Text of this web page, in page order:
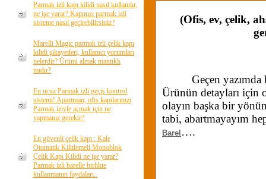
Parmak izli kapı kilidi nasıl kullanılır,
ne işe yarar? Kapınızı parmak izli
sisteme nasıl geçirebilirsiniz?
Marelli Magic parmak izli çelik kapı
kilidi şikayetleri, kullanıcı yorumları
nelerdir? Ürünü almak mantıklı
mıdır?
En ucuz Parmak izli geçiş kontrol
sistemi! Apartman, ofis kapılarınızı
Parmak iziyle açmak için ne
yapmanız gerekir?
En güvenli çelik kapı : Kale
Otomatik Kilitlemeli Monoblok
Çelik Kapı Kilidi ne işe yarar?
Parmak izli barelle birlikte
kullanmanın faydaları..
(Ofis, ev, çelik,
Geçen yazımda
Ürünün detayları için
olayın başka bir
tabi, abartmayayım
Barel ….